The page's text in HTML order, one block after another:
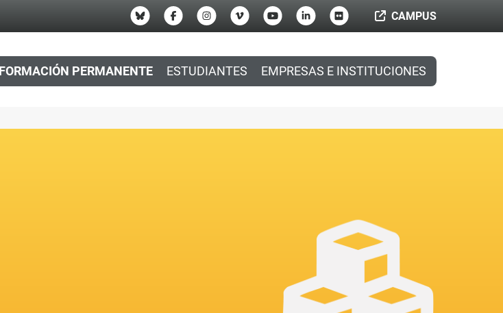
CAMPUS
FORMACIÓN PERMANENTE ESTUDIANTES EMPRESAS E INSTITUCIONES